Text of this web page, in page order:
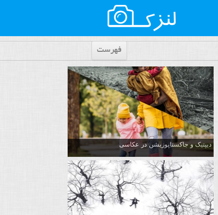
فهرست
دیپتیک و جاکستا‌پوزیشن در عکاسی